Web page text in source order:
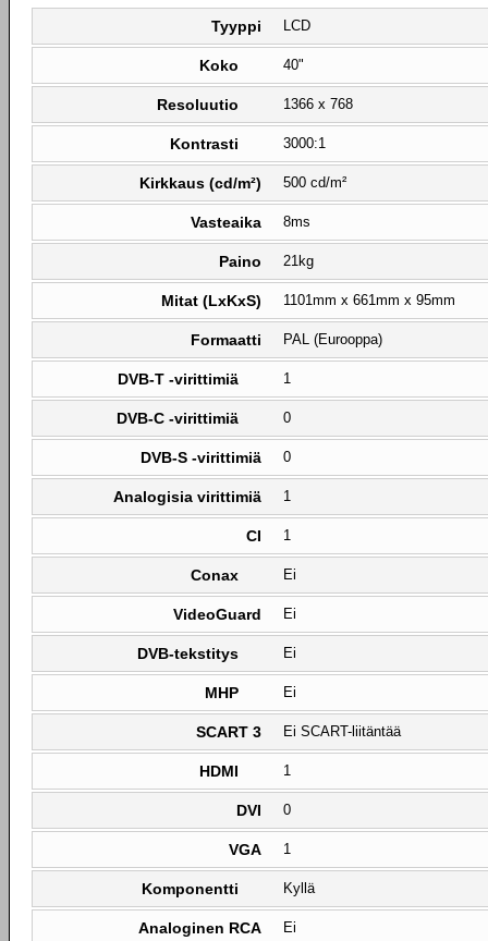
Tyyppi LCD
Koko 40"
Resoluutio 1366 x 768
Kontrasti 3000:1
Kirkkaus (cd/m²) 500 cd/m²
Vasteaika 8ms
Paino 21kg
Mitat (LxKxS) 1101mm x 661mm x 95mm
Formaatti PAL (Eurooppa)
DVB-T -virittimiä 1
DVB-C -virittimiä 0
DVB-S -virittimiä 0
Analogisia virittimiä 1
CI 1
Conax Ei
VideoGuard Ei
DVB-tekstitys Ei
MHP Ei
SCART 3 Ei SCART-liitäntää
HDMI 1
DVI 0
VGA 1
Komponentti Kyllä
Analoginen RCA Ei